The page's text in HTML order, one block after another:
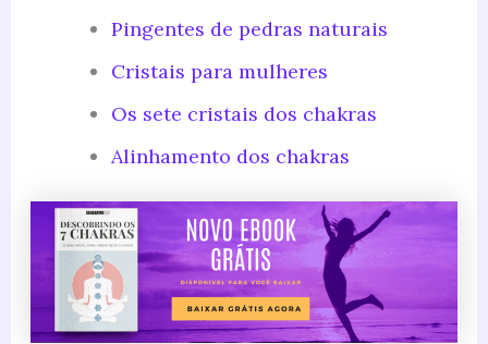
Pingentes de pedras naturais
Cristais para mulheres
Os sete cristais dos chakras
Alinhamento dos chakras